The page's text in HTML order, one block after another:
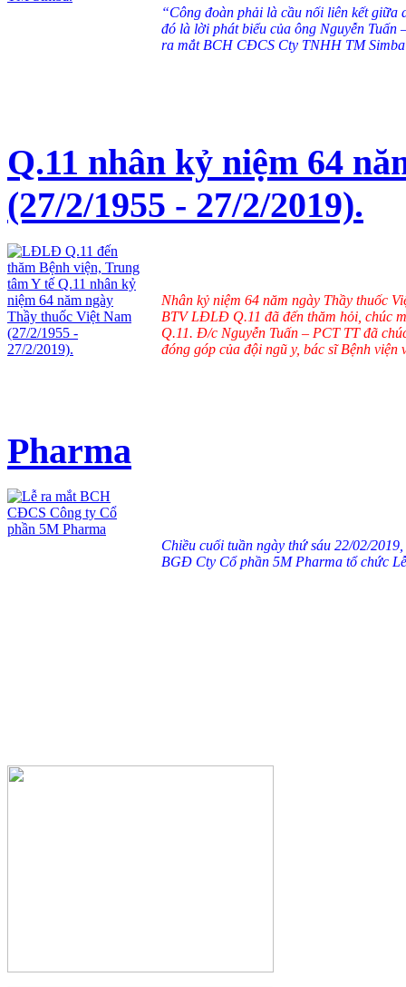
“Công đoàn phải là cầu nối liên kết giữa
đó là lời phát biểu của ông Nguyễn
ra mắt BCH CĐCS Cty TNHH TM Simba
Q.11 nhân kỷ niệm 64
(27/2/1955 - 27/2/2019).
Nhân kỷ niệm 64 năm ngày Thầy thuốc
BTV LĐLĐ Q.11 đã đến thăm hỏi, chúc
Q.11. Đ/c Nguyễn Tuấn – PCT TT đã
đóng góp của đội ngũ y, bác sĩ Bệnh viện
Pharma
Chiều cuối tuần ngày thứ sáu 22/02/
BGĐ Cty Cổ phần 5M Pharma tổ chức